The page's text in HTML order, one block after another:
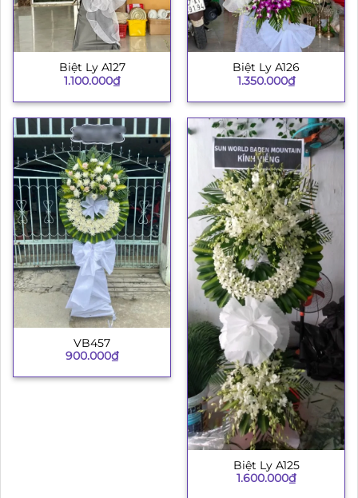
Biệt Ly A127
1.100.000₫
Biệt Ly A126
1.350.000₫
VB457
900.000₫
Biệt Ly A125
1.600.000₫